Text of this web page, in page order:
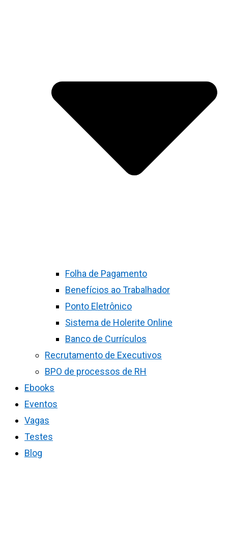
Folha de Pagamento
Benefícios ao Trabalhador
Ponto Eletrônico
Sistema de Holerite Online
Banco de Currículos
Recrutamento de Executivos
BPO de processos de RH
Ebooks
Eventos
Vagas
Testes
Blog